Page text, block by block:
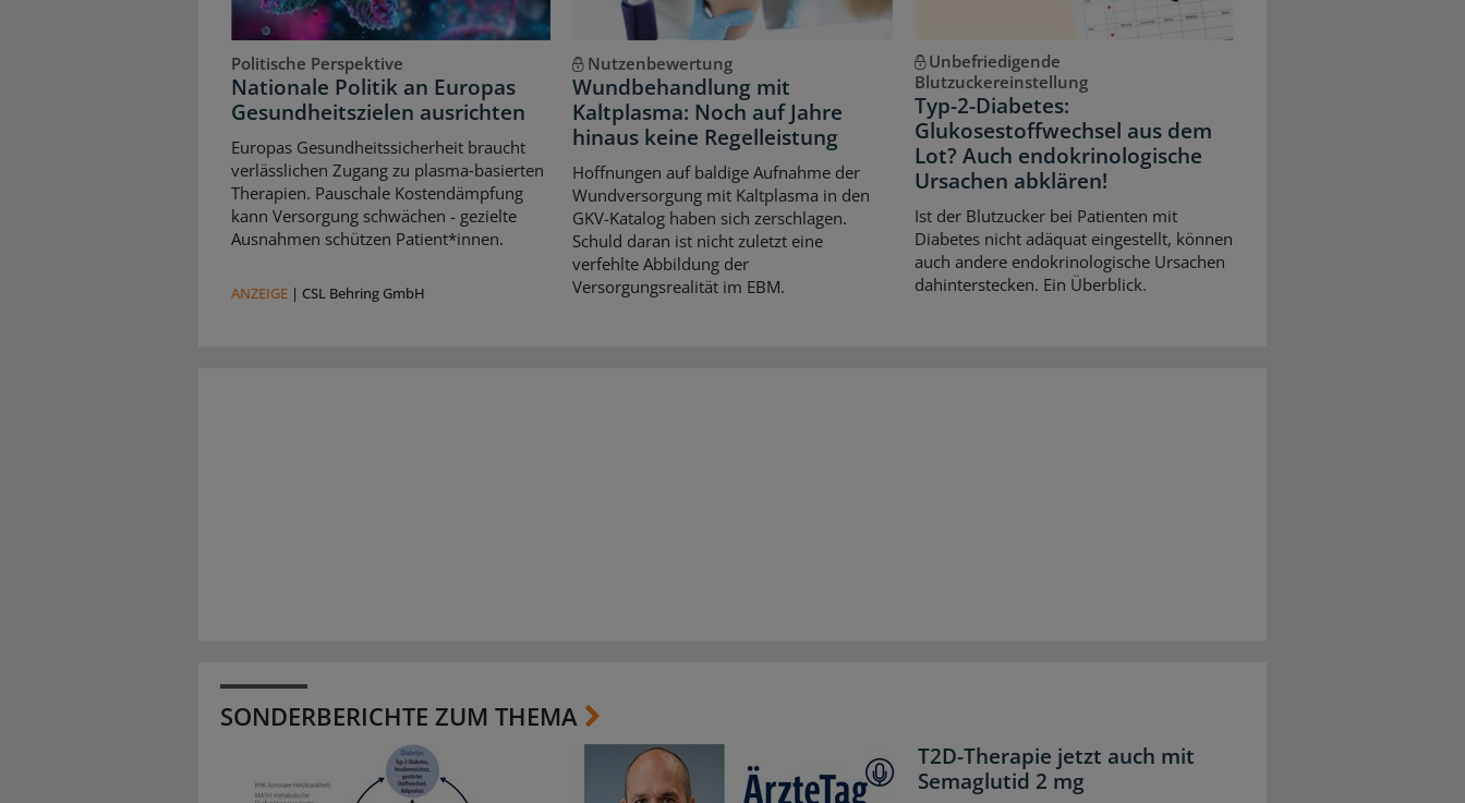
Politische Perspektive
Nationale Politik an Europas
Gesundheitszielen ausrichten
Europas Gesundheitssicherheit braucht
verlässlichen Zugang zu plasma‑basierten
Therapien. Pauschale Kostendämpfung
kann Versorgung schwächen - gezielte
Ausnahmen schützen Patient*innen.
ANZEIGE | CSL Behring GmbH
Nutzenbewertung
Wundbehandlung mit
Kaltplasma: Noch auf Jahre
hinaus keine Regelleistung
Hoffnungen auf baldige Aufnahme der
Wundversorgung mit Kaltplasma in den
GKV-Katalog haben sich zerschlagen.
Schuld daran ist nicht zuletzt eine
verfehlte Abbildung der
Versorgungsrealität im EBM.
Unbefriedigende
Blutzuckereinstellung
Typ-2-Diabetes:
Glukosestoffwechsel aus dem
Lot? Auch endokrinologische
Ursachen abklären!
Ist der Blutzucker bei Patienten mit
Diabetes nicht adäquat eingestellt, können
auch andere endokrinologische Ursachen
dahinterstecken. Ein Überblick.
SONDERBERICHTE ZUM THEMA
T2D-Therapie jetzt auch mit
Semaglutid 2 mg